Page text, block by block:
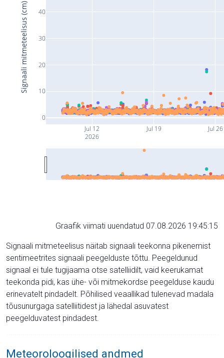
Jul 12
2026
Jul 19 Jul 26
0
10
20
30
40
Signaali mitmeteelisus (cm)
Graafik viimati uuendatud 07.08.2026 19:45:15
Signaali mitmeteelisus näitab signaali teekonna pikenemist
sentimeetrites signaali peegelduste tõttu. Peegeldunud
signaal ei tule tugijaama otse satelliidilt, vaid keerukamat
teekonda pidi, kas ühe- või mitmekordse peegelduse kaudu
erinevatelt pindadelt. Põhilised veaallikad tulenevad madala
tõusunurgaga satelliitidest ja lähedal asuvatest
peegelduvatest pindadest.
Meteoroloogilised andmed